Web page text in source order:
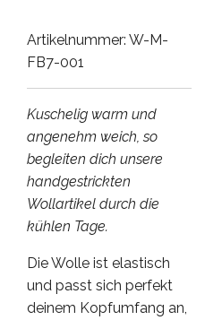
Artikelnummer: W-M-
FB7-001
Kuschelig warm und
angenehm weich,so
begleiten dich unsere
handgestrickten
Wollartikel durch die
kühlen Tage.
Die Wolle ist elastisch
und passt sich perfekt
deinem Kopfumfang an,